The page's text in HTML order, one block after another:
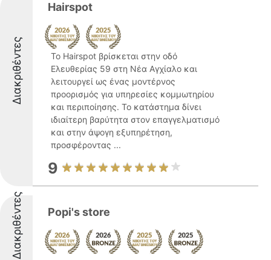
Διακριθέντες
Hairspot
Το Hairspot βρίσκεται στην οδό
Ελευθερίας 59 στη Νέα Αγχίαλο και
λειτουργεί ως ένας μοντέρνος
προορισμός για υπηρεσίες κομμωτηρίου
και περιποίησης. Το κατάστημα δίνει
ιδιαίτερη βαρύτητα στον επαγγελματισμό
και στην άψογη εξυπηρέτηση,
προσφέροντας ...
9
Διακριθέντες Popi's store